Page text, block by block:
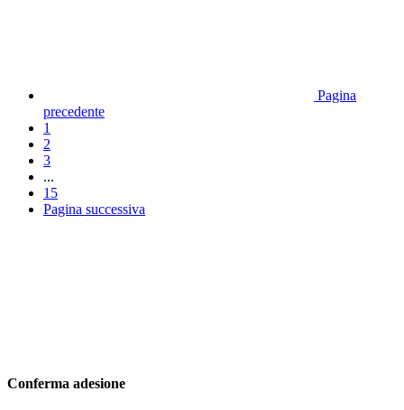
Pagina
precedente
1
2
3
...
15
Pagina successiva
Conferma adesione